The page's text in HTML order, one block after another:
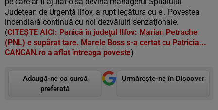
Judeţean de Urgenţă Ilfov, a rupt legătura cu el. Povestea
incendiară continuă cu noi dezvăluiri senzaţionale.
(CITEŞTE AICI: Panică în judeţul Ilfov: Marian Petrache
(PNL) e supărat tare. Marele Boss s-a certat cu Patricia...
CANCAN.ro a aflat întreaga poveste)
Adaugă-ne ca sursă
preferată
Urmărește-ne în Discover